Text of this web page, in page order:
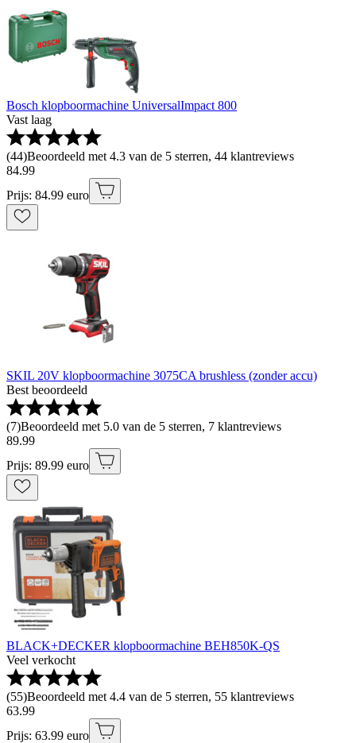
Bosch klopboormachine UniversalImpact 800
Vast laag
(44)Beoordeeld met 4.3 van de 5 sterren, 44 klantreviews
84.99
Prijs: 84.99 euro
SKIL 20V klopboormachine 3075CA brushless (zonder accu)
Best beoordeeld
(7)Beoordeeld met 5.0 van de 5 sterren, 7 klantreviews
89.99
Prijs: 89.99 euro
BLACK+DECKER klopboormachine BEH850K-QS
Veel verkocht
(55)Beoordeeld met 4.4 van de 5 sterren, 55 klantreviews
63.99
Prijs: 63.99 euro